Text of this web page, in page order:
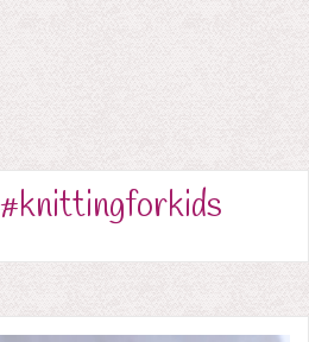
#knittingforkids